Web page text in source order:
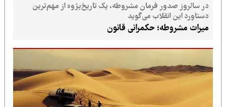
در سالروز صدور فرمان مشروطه، یک تاریخ‌پژوه از مهم‌ترین
دستاورد این انقلاب می‌گوید
میراث مشروطه؛ حکمرانی قانون